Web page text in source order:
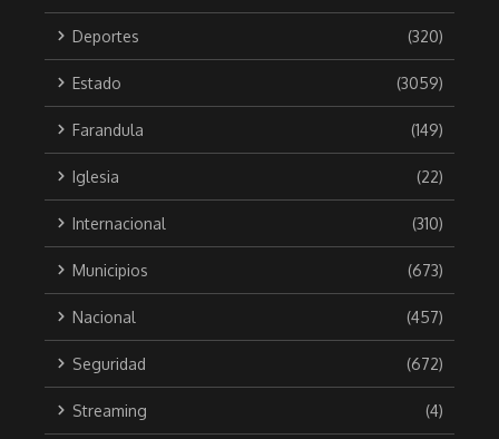
Deportes (320)
Estado (3059)
Farandula (149)
Iglesia (22)
Internacional (310)
Municipios (673)
Nacional (457)
Seguridad (672)
Streaming (4)